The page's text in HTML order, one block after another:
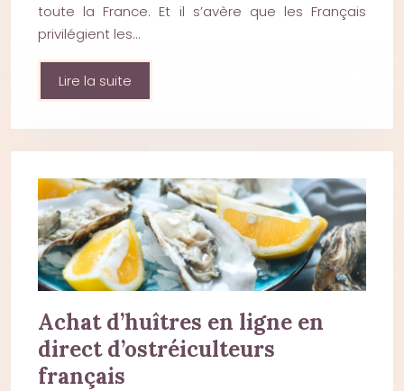
toute la France. Et il s’avère que les Français
privilégient les…
Lire la suite
Achat d’huîtres en ligne en
direct d’ostréiculteurs
français